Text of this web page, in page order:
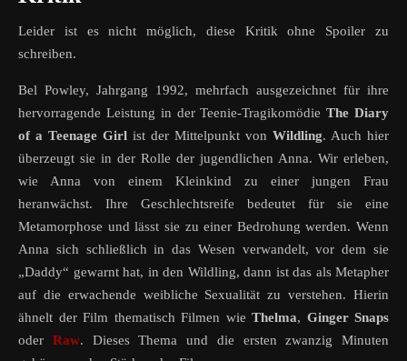
Leider ist es nicht möglich, diese Kritik ohne Spoiler zu
schreiben.
Bel Powley, Jahrgang 1992, mehrfach ausgezeichnet für ihre
hervorragende Leistung in der Teenie-TragikomödieThe Diary
of a Teenage Girl ist der Mittelpunkt von Wildling. Auch hier
überzeugt sie in der Rolle der jugendlichen Anna. Wir erleben,
wie Anna von einem Kleinkind zu einer jungen Frau
heranwächst. Ihre Geschlechtsreife bedeutet für sie eine
Metamorphose und lässt sie zu einer Bedrohung werden. Wenn
Anna sich schließlich in das Wesen verwandelt, vor dem sie
„Daddy“ gewarnt hat, in den Wildling, dann ist das als Metapher
auf die erwachende weibliche Sexualität zu verstehen. Hierin
ähnelt der Film thematisch Filmen wie Thelma, Ginger Snaps
oder Raw. Dieses Thema und die ersten zwanzig Minuten